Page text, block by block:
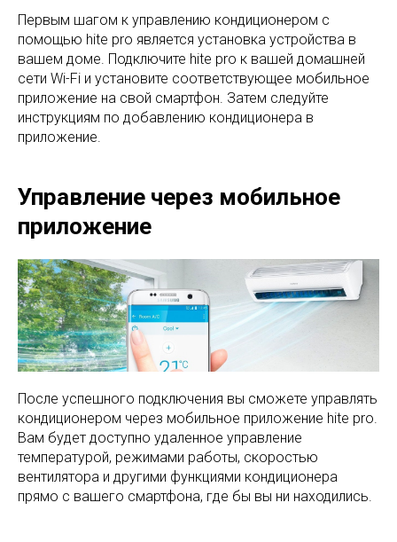
Первым шагом к управлению кондиционером с
помощью hite pro является установка устройства в
вашем доме. Подключите hite pro к вашей домашней
сети Wi-Fi и установите соответствующее мобильное
приложение на свой смартфон. Затем следуйте
инструкциям по добавлению кондиционера в
приложение.
Управление через мобильное
приложение
После успешного подключения вы сможете управлять
кондиционером через мобильное приложение hite pro.
Вам будет доступно удаленное управление
температурой, режимами работы, скоростью
вентилятора и другими функциями кондиционера
прямо с вашего смартфона, где бы вы ни находились.